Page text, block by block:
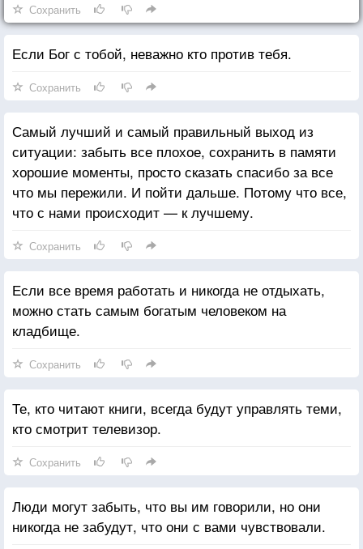
Сохранить
Если Бог с тобой, неважно кто против тебя.
Сохранить
Самый лучший и самый правильный выход из
ситуации: забыть все плохое, сохранить в памяти
хорошие моменты, просто сказать спасибо за все
что мы пережили. И пойти дальше. Потому что все,
что с нами происходит — к лучшему.
Сохранить
Если все время работать и никогда не отдыхать,
можно стать самым богатым человеком на
кладбище.
Сохранить
Те, кто читают книги, всегда будут управлять теми,
кто смотрит телевизор.
Сохранить
Люди могут забыть, что вы им говорили, но они
никогда не забудут, что они с вами чувствовали.